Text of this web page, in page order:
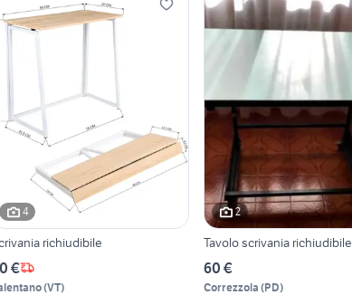
4
richiudibile
€
(VT)
2
Tavolo scrivania richiudibile
60 €
Correzzola (PD)